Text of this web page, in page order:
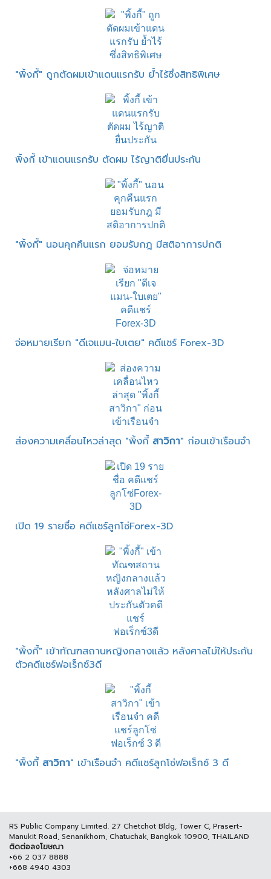
"พิ้งกี้" ถูกตัดผมเข้าแดนแรกรับ ย้ำไร้ซึ่งสิทธิพิเศษ
พิ้งกี้ เข้าแดนแรกรับ ตัดผม ไร้ญาติยื่นประกัน
"พิ้งกี้" นอนคุกคืนแรก ยอมรับกฎ มีสติอาการปกติ
จ่อหมายเรียก "ดีเจแมน-ใบเตย" คดีแชร์ Forex-3D
ส่องความเคลื่อนไหวล่าสุด "พิ้งกี้ สาวิกา" ก่อนเข้าเรือนจำ
เปิด 19 รายชื่อ คดีแชร์ลูกโซ่Forex-3D
"พิ้งกี้" เข้าทัณฑสถานหญิงกลางแล้ว หลังศาลไม่ให้ประกัน
ตัวคดีแชร์ฟอเร็กซ์3ดี
"พิ้งกี้ สาวิกา" เข้าเรือนจำ คดีแชร์ลูกโซ่ฟอเร็กซ์ 3 ดี
RS Public Company Limited. 27 Chetchot Bldg, Tower C, Prasert-
Manukit Road, Senanikhom, Chatuchak, Bangkok 10900, THAILAND
ติดต่อลงโฆษณา
+66 2 037 8888
+668 4940 4303